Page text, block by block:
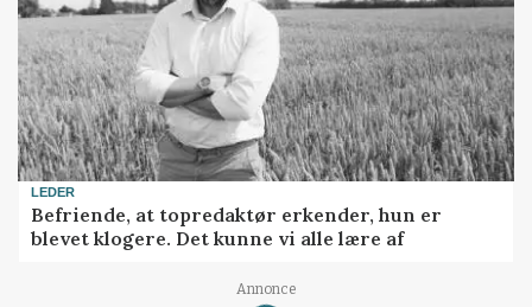
LEDER
Befriende, at topredaktør erkender, hun er
blevet klogere. Det kunne vi alle lære af
Annonce